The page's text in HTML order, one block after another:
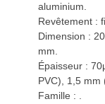
aluminium.
Revêtement :
Dimension :
mm.
Épaisseur :
PVC), 1,5 mm
Famille : .